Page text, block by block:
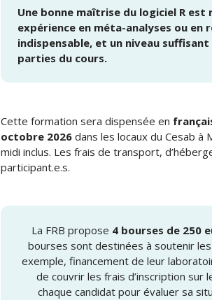
Une bonne maîtrise du logiciel R est
expérience en méta-analyses ou
indispensable, et un niveau
parties du cours.
Cette formation sera dispensée en
octobre 2026 dans les locaux du Cesab à
midi inclus. Les frais de transport,
participant.e.s.
La FRB propose 4 bourses de 250
bourses sont destinées à soutenir
exemple, financement de leur
de couvrir les frais d’inscription sur
chaque candidat pour évaluer sa